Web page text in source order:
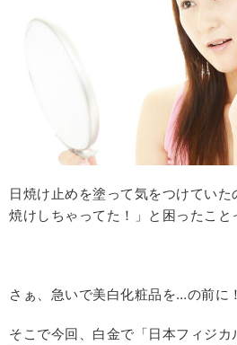
日焼け止めを塗って気をつけてい
焼けしちゃってた！」と困ったこと
さぁ、急いで美白化粧品を…の前に！
そこで今回、白金で「日本フィジ